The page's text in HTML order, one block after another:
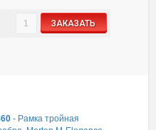
ЗАКАЗАТЬ
- Рамка тройная